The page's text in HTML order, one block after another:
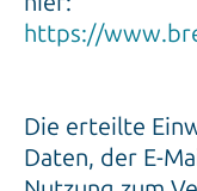
https://
Die erteilte
Daten, der E-